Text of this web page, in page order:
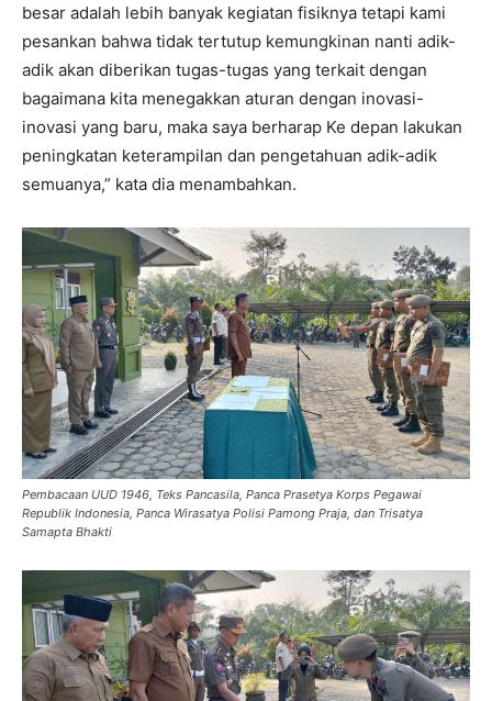
besar adalah lebih banyak kegiatan fisiknya tetapi kami
pesankan bahwa tidak tertutup kemungkinan nanti adik-
adik akan diberikan tugas-tugas yang terkait dengan
bagaimana kita menegakkan aturan dengan inovasi-
inovasi yang baru, maka saya berharap Ke depan lakukan
peningkatan keterampilan dan pengetahuan adik-adik
semuanya,” kata dia menambahkan.
Pembacaan UUD 1946, Teks Pancasila, Panca Prasetya Korps Pegawai
Republik Indonesia, Panca Wirasatya Polisi Pamong Praja, dan Trisatya
Samapta Bhakti